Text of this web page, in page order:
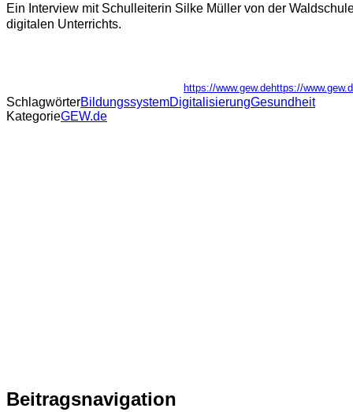
Ein Interview mit Schulleiterin Silke Müller von der
digitalen Unterrichts.
https://www.gew.dehttps://
SchlagwörterBildungssystemDigitalisierungGesundheit
KategorieGEW.de
Beitragsnavigation